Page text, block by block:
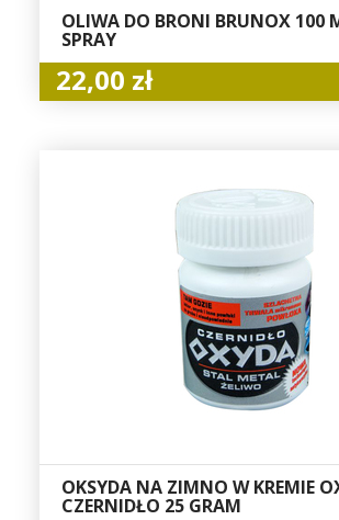
OLIWA DO BRONI BRUNOX 100
SPRAY
22,00 zł
OKSYDA NA ZIMNO W KREMIE
CZERNIDŁO 25 GRAM